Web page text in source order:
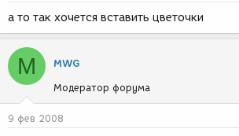
и
я
а то так хочется вставить цветочки
M MWG
Модератор форума
9 фев 2008